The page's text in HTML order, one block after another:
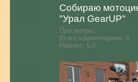
Собираю
"Урал GearUP"
Просмотры:
Всего комментариев: 0
Рейтинг: 5.0